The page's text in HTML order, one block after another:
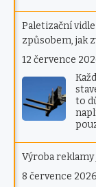
Paletizační
způsobem, jak
12 července
to
Výroba reklamy
8 července 2026